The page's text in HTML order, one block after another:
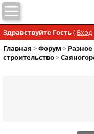
Здравствуйте Гость( Вход
Главная >Форум > Разное
строительство>